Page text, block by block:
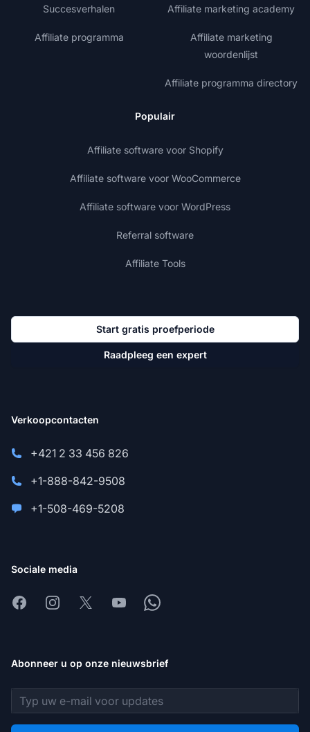
Succesverhalen
Affiliate programma
Affiliate marketing academy
Affiliate marketing
woordenlijst
Affiliate programma directory
Populair
Affiliate software voor Shopify
Affiliate software voor WooCommerce
Affiliate software voor WordPress
Referral software
Affiliate Tools
Start gratis proefperiode
Raadpleeg een expert
Verkoopcontacten
+421 2 33 456 826
+1-888-842-9508
+1-508-469-5208
Sociale media
FacebookInstagram
X YoutubeWhatsapp
Abonneer u op onze nieuwsbrief
E-mailadres